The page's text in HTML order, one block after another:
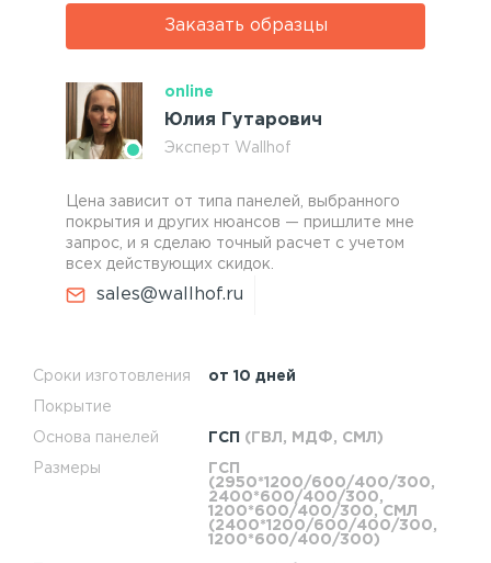
Сроки изготовления от 10 дней
Покрытие
Основа панелей ГСП (ГВЛ, МДФ, СМЛ)
Размеры
ГСП
(2950*1200/600/400/300,
2400*600/400/300,
1200*600/400/300, СМЛ
(2400*1200/600/400/300,
1200*600/400/300)
Заказать образцы
online
Юлия Гутарович
Эксперт Wallhof
Цена зависит от типа панелей, выбранного
покрытия и других нюансов — пришлите мне
запрос, и я сделаю точный расчет с учетом
всех действующих скидок.
sales@wallhof.ru